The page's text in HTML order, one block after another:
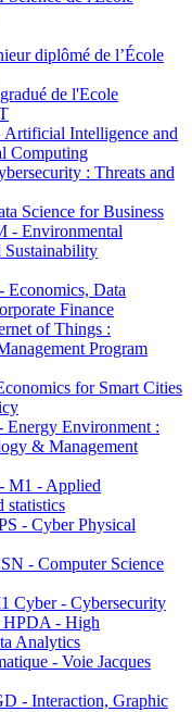
diplômé de l’École
de l'Ecole
Intelligence and
Computing
: Threats and
Science for Business
- Environmental
Sustainability
Data
Finance
of Things :
Program
for Smart Cities
Environment :
& Management
M1 - Applied
statistics
- Cyber Physical
- Computer Science
Cyber - Cybersecurity
- High
Analytics
- Voie Jacques
- Interaction, Graphic